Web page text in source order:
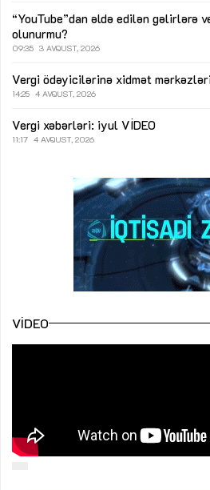
“YouTube”dan əldə edilən gəlirlərə
olunurmu?
09:35 3 AVQUST, 2026
Vergi ödəyicilərinə xidmət
14:25 4 AVQUST, 2026
Vergi xəbərləri: iyul VİDEO
11:17 4 AVQUST, 2026
VIDEO